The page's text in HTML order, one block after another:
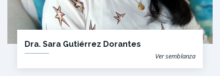
Dra. Sara Gutiérrez Dorantes
Ver semblanza